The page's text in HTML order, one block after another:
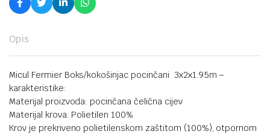
Opis
Micul Fermier Boks/kokošinjac pocinčani 3x2x1.95m –
karakteristike:
Materijal proizvoda: pocinčana čelična cijev
Materijal krova: Polietilen 100%
Krov je prekriveno polietilenskom zaštitom (100%), otpornom